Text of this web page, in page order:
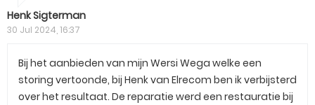
Henk Sigterman
30 Jul 2024, 16:37
Bij het aanbieden van mijn Wersi Wega welke een
storing vertoonde, bij Henk van Elrecom ben ik verbijsterd
over het resultaat. De reparatie werd een restauratie bij